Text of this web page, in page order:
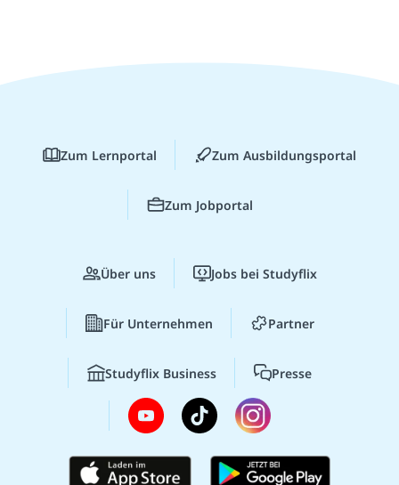
Zum Lernportal Zum Ausbildungsportal
Zum Jobportal
Über uns Jobs bei Studyflix
Für Unternehmen Partner
Studyflix Business Presse